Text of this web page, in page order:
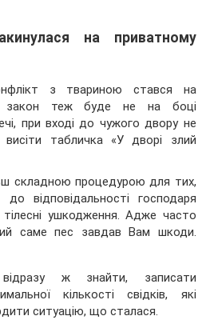
на приватному
з твариною стався на
закон теж буде не на боці
при вході до чужого двору не
табличка «У дворі злий
складною процедурою для тих,
відповідальності господаря
ушкодження. Адже часто
саме пес завдав Вам шкоди.
відразу ж знайти, записати
кількості свідків, які
ситуацію, що сталася.